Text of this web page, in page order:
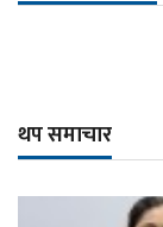
थप समाचार